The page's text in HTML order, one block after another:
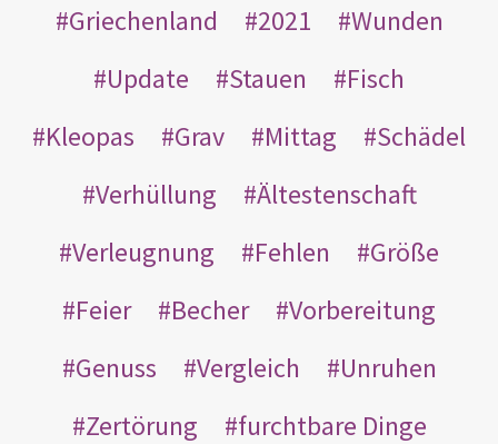
Griechenland
2021
Wunden
Update
Stauen
Fisch
Kleopas
Grav Mittag
Schädel
Verhüllung
Ältestenschaft
Verleugnung
Fehlen
Größe
Feier
Becher
Vorbereitung
Genuss
Vergleich
Unruhen
Zertörung
furchtbare Dinge